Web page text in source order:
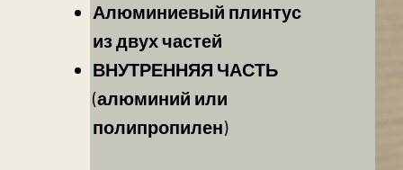
Алюминиевый плинтус
из двух частей
ВНУТРЕННЯЯ ЧАСТЬ
(алюминий или
полипропилен)